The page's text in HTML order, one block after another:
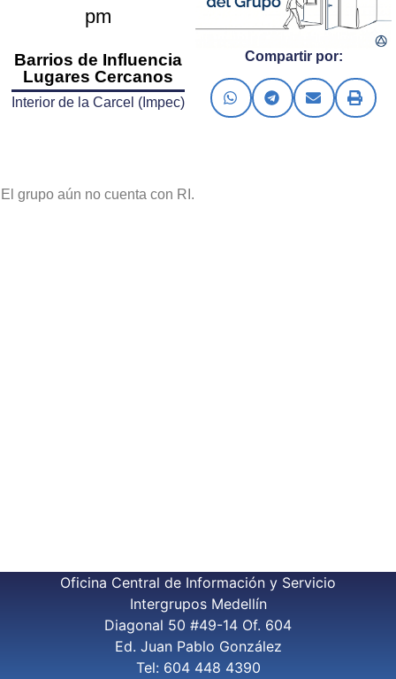
pm
Barrios de Influencia
Lugares Cercanos
Interior de la Carcel (Impec)
El grupo aún no cuenta con RI.
Compartir por:
Oficina Central de Información y Servicio
Intergrupos Medellín
Diagonal 50 #49-14 Of. 604
Ed. Juan Pablo González
Tel: 604 448 4390